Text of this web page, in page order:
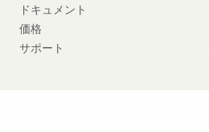
ドキュメント
価格
サポート